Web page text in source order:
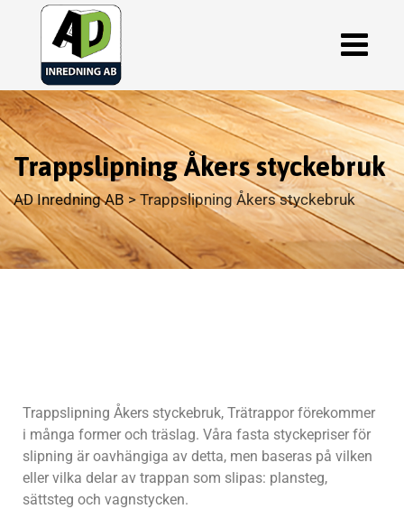
Trappslipning Åkers styckebruk
AD Inredning AB >Trappslipning Åkers styckebruk
Trappslipning Åkers styckebruk, Trätrappor förekommer
i många former och träslag. Våra fasta styckepriser för
slipning är oavhängiga av detta, men baseras på vilken
eller vilka delar av trappan som slipas: plansteg,
sättsteg och vagnstycken.